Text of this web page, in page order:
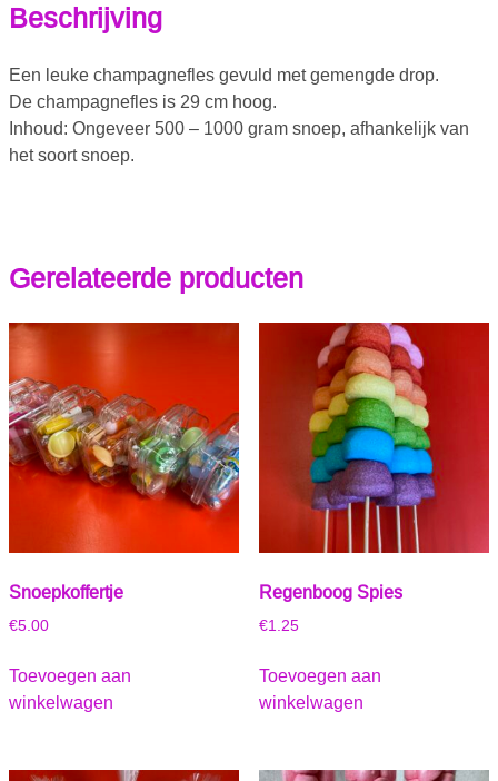
Beschrijving
Een leuke champagnefles gevuld met gemengde drop.
De champagnefles is 29 cm hoog.
Inhoud: Ongeveer 500 – 1000 gram snoep, afhankelijk van
het soort snoep.
Gerelateerde producten
Snoepkoffertje
€5.00
Toevoegen aan
winkelwagen
Regenboog Spies
€1.25
Toevoegen aan
winkelwagen